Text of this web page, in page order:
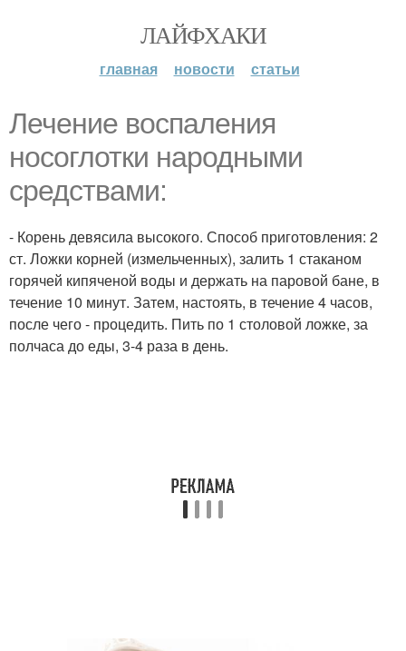
ЛАЙФХАКИ
главная новости статьи
Лечение воспаления
носоглотки народными
средствами:
- Корень девясила высокого. Способ приготовления: 2
ст. Ложки корней (измельченных), залить 1 стаканом
горячей кипяченой воды и держать на паровой бане, в
течение 10 минут. Затем, настоять, в течение 4 часов,
после чего - процедить. Пить по 1 столовой ложке, за
полчаса до еды, 3-4 раза в день.